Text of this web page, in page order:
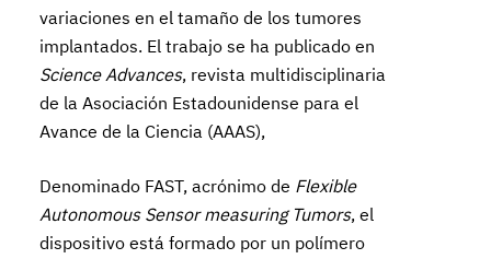
variaciones en el tamaño de los tumores
implantados. El trabajo se ha publicado en
Science Advances, revista multidisciplinaria
de la Asociación Estadounidense para el
Avance de la Ciencia (AAAS),
Denominado FAST, acrónimo de Flexible
Autonomous Sensor measuring Tumors, el
dispositivo está formado por un polímero